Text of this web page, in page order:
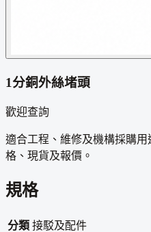
1分銅外絲堵頭
歡迎查詢
適合工程、維修及機構採購
格、現貨及報價。
規格
分類 接駁及配件